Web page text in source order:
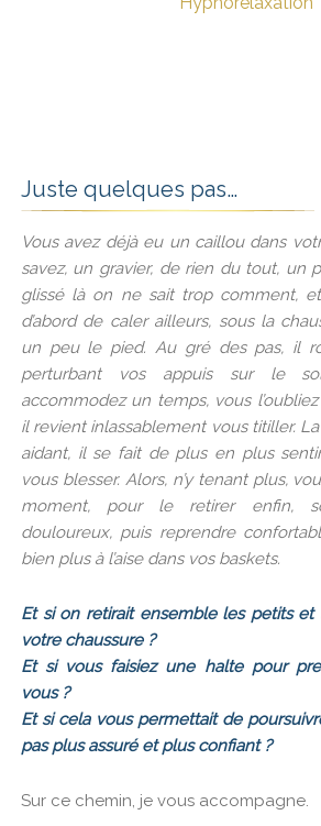
Juste quelques pas…
Vous avez déjà eu un caillou dans
savez, un gravier, de rien du tout, un
glissé là on ne sait trop comment,
d’abord de caler ailleurs, sous la
un peu le pied. Au gré des pas, il
perturbant vos appuis sur le
accommodez un temps, vous
il revient inlassablement vous titiller.
aidant, il se fait de plus en plus
vous blesser. Alors, n’y tenant plus,
moment, pour le retirer enfin,
douloureux, puis reprendre
bien plus à l’aise dans vos baskets.
Et si on retirait ensemble les petits
votre chaussure ?
Et si vous faisiez une halte pour
vous ?
Et si cela vous permettait de
pas plus assuré et plus confiant ?
Sur ce chemin, je vous accompagne.